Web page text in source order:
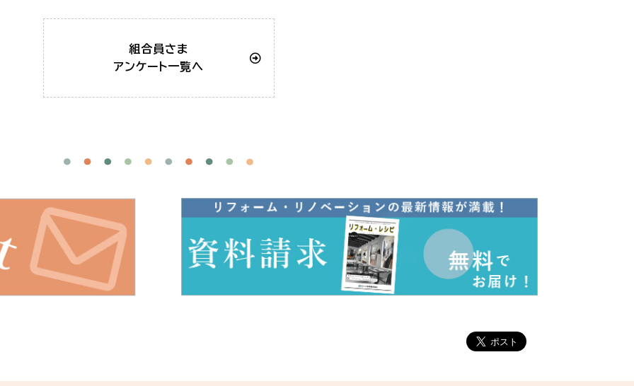
組合員さま
アンケート一覧へ